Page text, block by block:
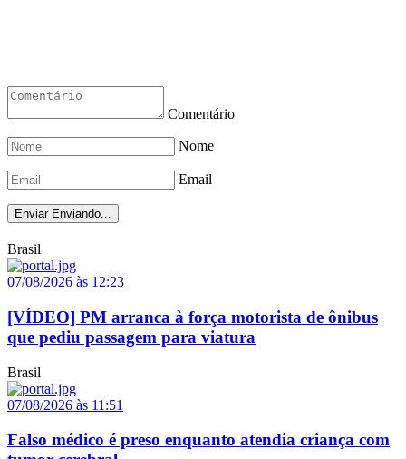
Comentário
Nome
Email
Enviar Enviando...
Brasil
07/08/2026 às 12:23
[VÍDEO] PM arranca à força motorista de ônibus
que pediu passagem para viatura
Brasil
07/08/2026 às 11:51
Falso médico é preso enquanto atendia criança com